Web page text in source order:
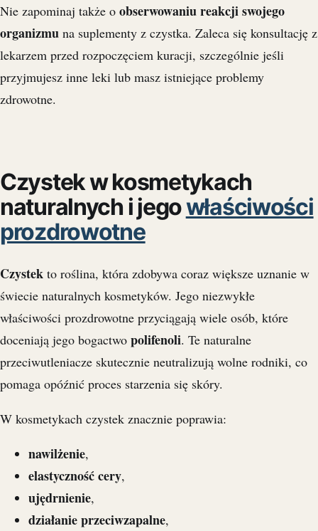
Nie zapominaj także o obserwowaniu reakcji swojego
organizmu na suplementy z czystka. Zaleca się konsultację z
lekarzem przed rozpoczęciem kuracji, szczególnie jeśli
przyjmujesz inne leki lub masz istniejące problemy
zdrowotne.
Czystek w kosmetykach
naturalnych i jegowłaściwości
prozdrowotne
Czystek to roślina, która zdobywa coraz większe uznanie w
świecie naturalnych kosmetyków. Jego niezwykłe
właściwości prozdrowotne przyciągają wiele osób, które
doceniają jego bogactwo polifenoli. Te naturalne
przeciwutleniacze skutecznie neutralizują wolne rodniki, co
pomaga opóźnić proces starzenia się skóry.
W kosmetykach czystek znacznie poprawia:
nawilżenie,
elastyczność cery,
ujędrnienie,
działanie przeciwzapalne,